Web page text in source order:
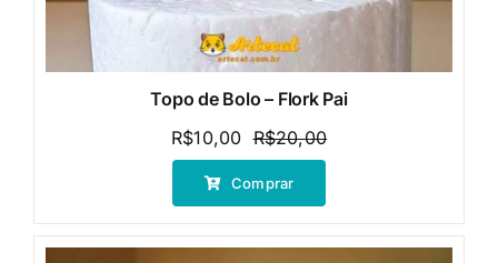
Topo de Bolo – Flork Pai
R$20,00O
preço
R$10,00
O
preço
Comprar